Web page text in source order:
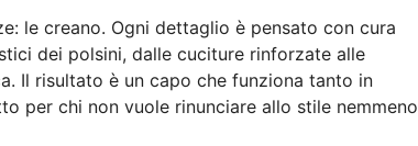
le creano. Ogni dettaglio è pensato con cura
dei polsini, dalle cuciture rinforzate alle
Il risultato è un capo che funziona tanto in
per chi non vuole rinunciare allo stile nemmeno